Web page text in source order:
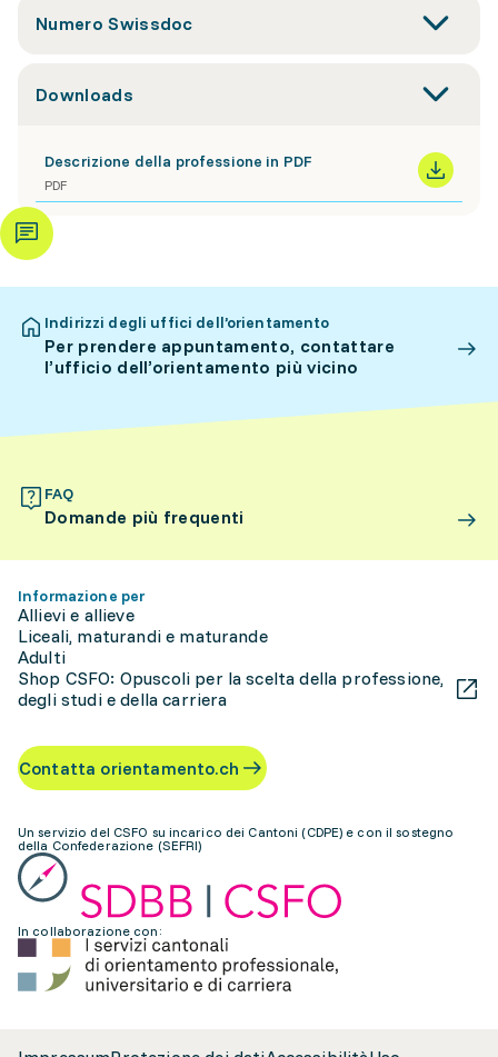
Numero Swissdoc
Downloads
Descrizione della professione in PDF
PDF
Indirizzi degli uffici dell’orientamento
Per prendere appuntamento, contattare
l’ufficio dell’orientamento più vicino
FAQ
Domande più frequenti
Informazione per
Allievi e allieve
Liceali, maturandi e maturande
Adulti
Shop CSFO: Opuscoli per la scelta della professione,
degli studi e della carriera
Contatta orientamento.ch
Un servizio del CSFO su incarico dei Cantoni (CDPE) e con il sostegno
della Confederazione (SEFRI)
In collaborazione con: